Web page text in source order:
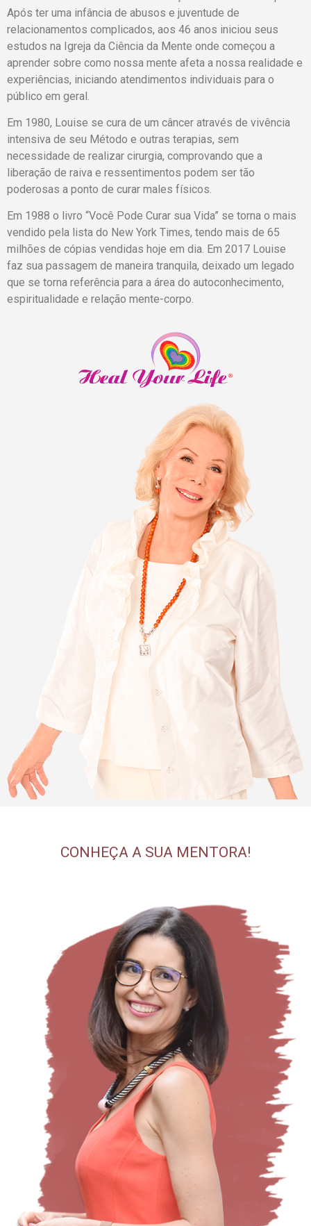
Após ter uma infância de abusos e juventude de
relacionamentos complicados, aos 46 anos iniciou seus
estudos na Igreja da Ciência da Mente onde começou a
aprender sobre como nossa mente afeta a nossa realidade e
experiências, iniciando atendimentos individuais para o
público em geral.
Em 1980, Louise se cura de um câncer através de vivência
intensiva de seu Método e outras terapias, sem
necessidade de realizar cirurgia, comprovando que a
liberação de raiva e ressentimentos podem ser tão
poderosas a ponto de curar males físicos.
Em 1988 o livro “Você Pode Curar sua Vida” se torna o mais
vendido pela lista do New York Times, tendo mais de 65
milhões de cópias vendidas hoje em dia. Em 2017 Louise
faz sua passagem de maneira tranquila, deixado um legado
que se torna referência para a área do autoconhecimento,
espiritualidade e relação mente-corpo.
CONHEÇA A SUA MENTORA!